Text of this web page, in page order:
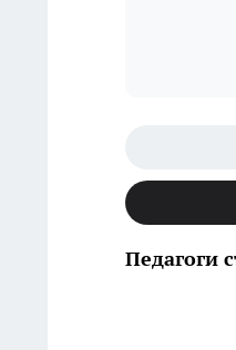
Педагоги